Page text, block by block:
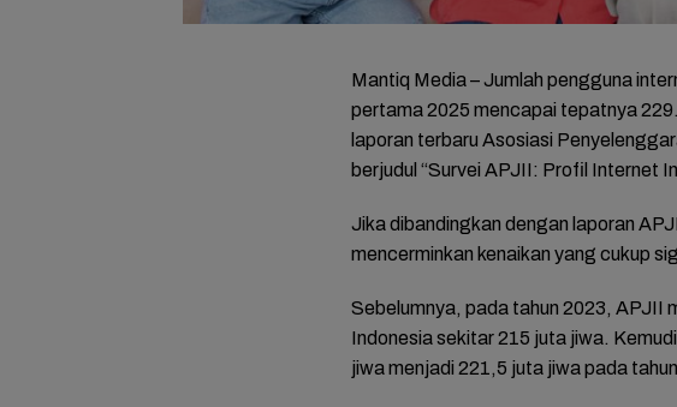
Mantiq Media– Jumlah pengguna
pertama 2025 mencapai tepatnya
laporan terbaru Asosiasi
berjudul “Survei APJII: Profil Internet
Jika dibandingkan dengan laporan
mencerminkan kenaikan yang cukup
Sebelumnya, pada tahun 2023, APJII
Indonesia sekitar 215 juta jiwa.
jiwa menjadi 221,5 juta jiwa pada